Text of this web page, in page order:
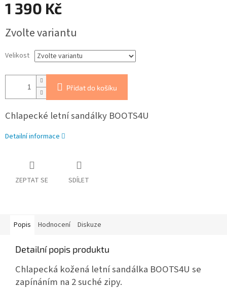
1 390 Kč
cena:
Zvolte variantu
Velikost
Přidat do košíku
Chlapecké letní sandálky BOOTS4U
Detailní informace
ZEPTAT SE SDÍLET
Popis Hodnocení Diskuze
Detailní popis produktu
Chlapecká kožená letní sandálka BOOTS4U se
zapínáním na 2 suché zipy.